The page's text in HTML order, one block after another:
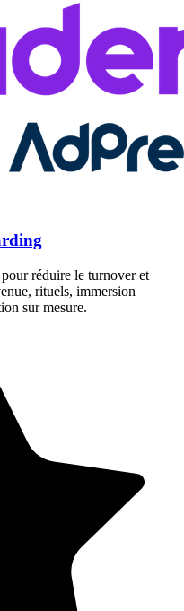
réduire le turnover et
rituels, immersion
sur mesure.